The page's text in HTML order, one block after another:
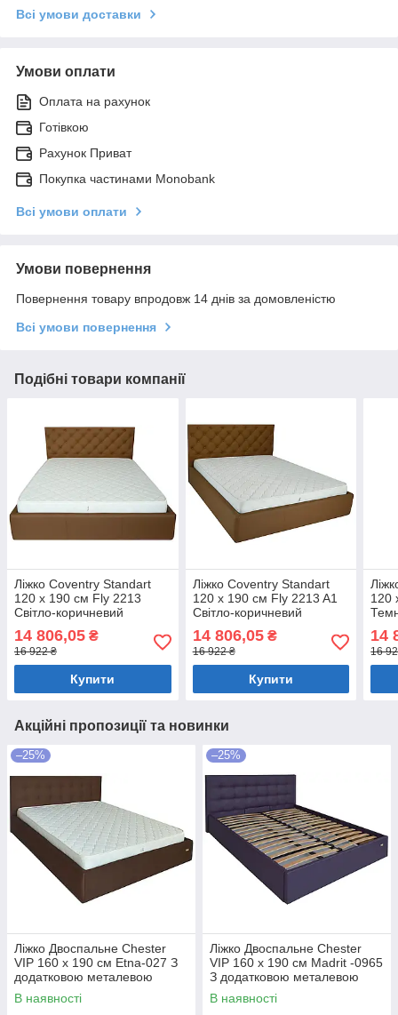
Всі умови доставки
Умови оплати
Оплата на рахунок
Готівкою
Рахунок Приват
Покупка частинами Monobank
Всі умови оплати
Умови повернення
Повернення товару впродовж 14 днів за домовленістю
Всі умови повернення
Подібні товари компанії
Ліжко Coventry Standart
120 х 190 см Fly 2213
Світло-коричневий
14 806,05 ₴
16 922 ₴
Купити
Ліжко Coventry Standart
120 х 190 см Fly 2213 A1
Світло-коричневий
14 806,05₴
16 922 ₴
Купити
120
14
16
Акційні пропозиції та новинки
–25%
Ліжко Двоспальне Chester
VIP 160 х 190 см Etna-027 З
додатковою металевою
цільнозварною рамою
Коричневий
В наявності
–25%
Ліжко Двоспальне Chester
VIP 160 х 190 см Madrit -0965
З додатковою металевою
цільнозварною рамою
Фіолетовий
В наявності